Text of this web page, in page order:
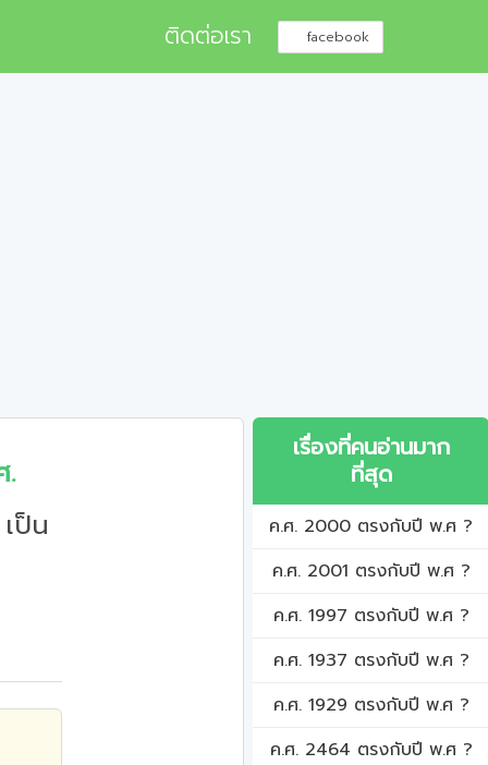
ติดต่อเรา facebook
.
ป็น
เรื่องที่คนอ่านมาก
ที่สุด
ค.ศ. 2000 ตรงกับปี พ.ศ ?
ค.ศ. 2001 ตรงกับปี พ.ศ ?
ค.ศ. 1997 ตรงกับปี พ.ศ ?
ค.ศ. 1937 ตรงกับปี พ.ศ ?
ค.ศ. 1929 ตรงกับปี พ.ศ ?
ค.ศ. 2464 ตรงกับปี พ.ศ ?